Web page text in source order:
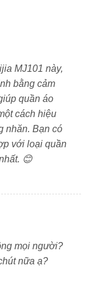
cho cả gia
cho từng
hành êm ái,
virus, bọ ve
và độ ẩm
gian và dễ
MJ101 này,
bằng cảm
quần áo
cách hiệu
nhăn. Bạn có
với loại quần
😊
mọi người?
nữa ạ?